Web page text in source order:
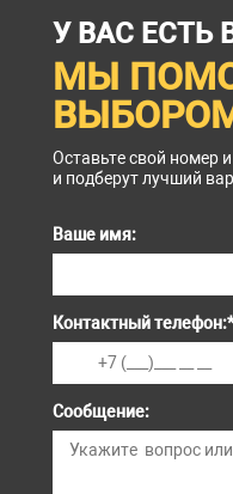
У ВАС ЕСТЬ
МЫ
Оставьте свой номер
и подберут лучший
Ваше имя:
Контактный телефон:*
Сообщение: